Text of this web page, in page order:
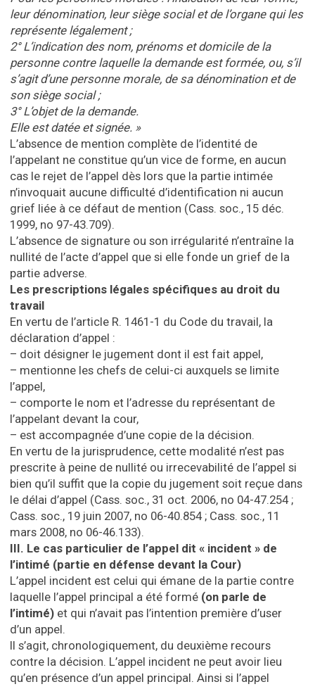
leur dénomination, leur siège social et de l’organe qui les
représente légalement ;
2° L’indication des nom, prénoms et domicile de la
personne contre laquelle la demande est formée, ou, s’il
s’agit d’une personne morale, de sa dénomination et de
son siège social ;
3° L’objet de la demande.
Elle est datée et signée. »
L’absence de mention complète de l’identité de
l’appelant ne constitue qu’un vice de forme, en aucun
cas le rejet de l’appel dès lors que la partie intimée
n’invoquait aucune difficulté d’identification ni aucun
grief liée à ce défaut de mention (Cass. soc., 15 déc.
1999, no 97-43.709).
L’absence de signature ou son irrégularité n’entraîne la
nullité de l’acte d’appel que si elle fonde un grief de la
partie adverse.
Les prescriptions légales spécifiques au droit du
travail
En vertu de l’article R. 1461-1 du Code du travail, la
déclaration d’appel :
– doit désigner le jugement dont il est fait appel,
– mentionne les chefs de celui-ci auxquels se limite
l’appel,
– comporte le nom et l’adresse du représentant de
l’appelant devant la cour,
– est accompagnée d’une copie de la décision.
En vertu de la jurisprudence, cette modalité n’est pas
prescrite à peine de nullité ou irrecevabilité de l’appel si
bien qu’il suffit que la copie du jugement soit reçue dans
le délai d’appel (Cass. soc., 31 oct. 2006, no 04-47.254 ;
Cass. soc., 19 juin 2007, no 06-40.854 ; Cass. soc., 11
mars 2008, no 06-46.133).
III. Le cas particulier de l’appel dit « incident » de
l’intimé (partie en défense devant la Cour)
L’appel incident est celui qui émane de la partie contre
laquelle l’appel principal a été formé (on parle de
l’intimé) et qui n’avait pas l’intention première d’user
d’un appel.
Il s’agit, chronologiquement, du deuxième recours
contre la décision. L’appel incident ne peut avoir lieu
qu’en présence d’un appel principal. Ainsi si l’appel